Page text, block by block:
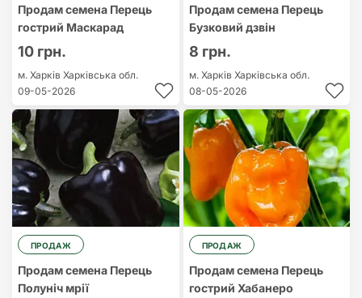
Продам семена Перець
гострий Маскарад
10 грн.
м. Харків Харківська обл.
09-05-2026
Продам семена Перець
Бузковий дзвін
8 грн.
м. Харків Харківська обл.
08-05-2026
ПРОДАЖ
Продам семена Перець
Полуніч мрії
ПРОДАЖ
Продам семена Перець
гострий Хабанеро